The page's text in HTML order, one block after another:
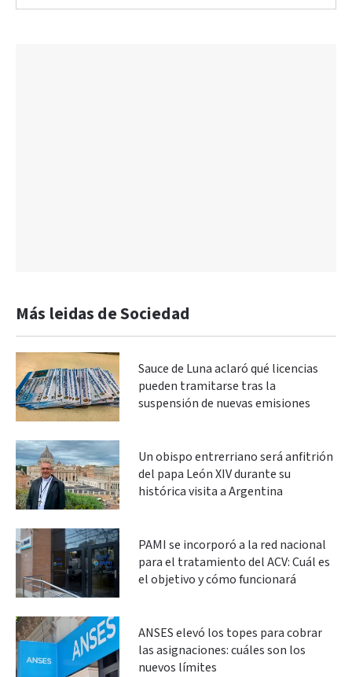
Más leidas de Sociedad
Sauce de Luna aclaró qué licencias
pueden tramitarse tras la
suspensión de nuevas emisiones
Un obispo entrerriano será anfitrión
del papa León XIV durante su
histórica visita a Argentina
PAMI se incorporó a la red nacional
para el tratamiento del ACV: Cuál es
el objetivo y cómo funcionará
ANSES elevó los topes para cobrar
las asignaciones: cuáles son los
nuevos límites